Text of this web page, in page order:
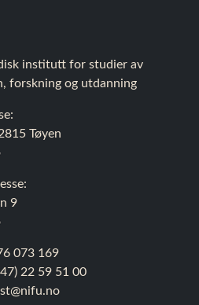
institutt for studier av
forskning og utdanning
Tøyen
9
073 169
22 59 51 00